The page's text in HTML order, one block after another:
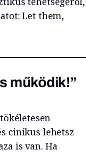
Let them,
működik!”
tökéletesen
cinikus lehetsz
is van. Ha